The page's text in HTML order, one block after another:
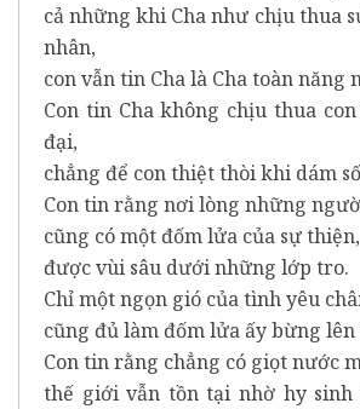
cả những khi Cha như chịu thua
nhân,
con vẫn tin Cha là Cha toàn năng
Con tin Cha không chịu thua
đại,
chẳng để con thiệt thòi khi dám
Con tin rằng nơi lòng những
cũng có một đốm lửa của sự thiện,
được vùi sâu dưới những lớp tro.
Chỉ một ngọn gió của tình yêu
cũng đủ làm đốm lửa ấy bừng
Con tin rằng chẳng có giọt nước
thế giới vẫn tồn tại nhờ hy sinh